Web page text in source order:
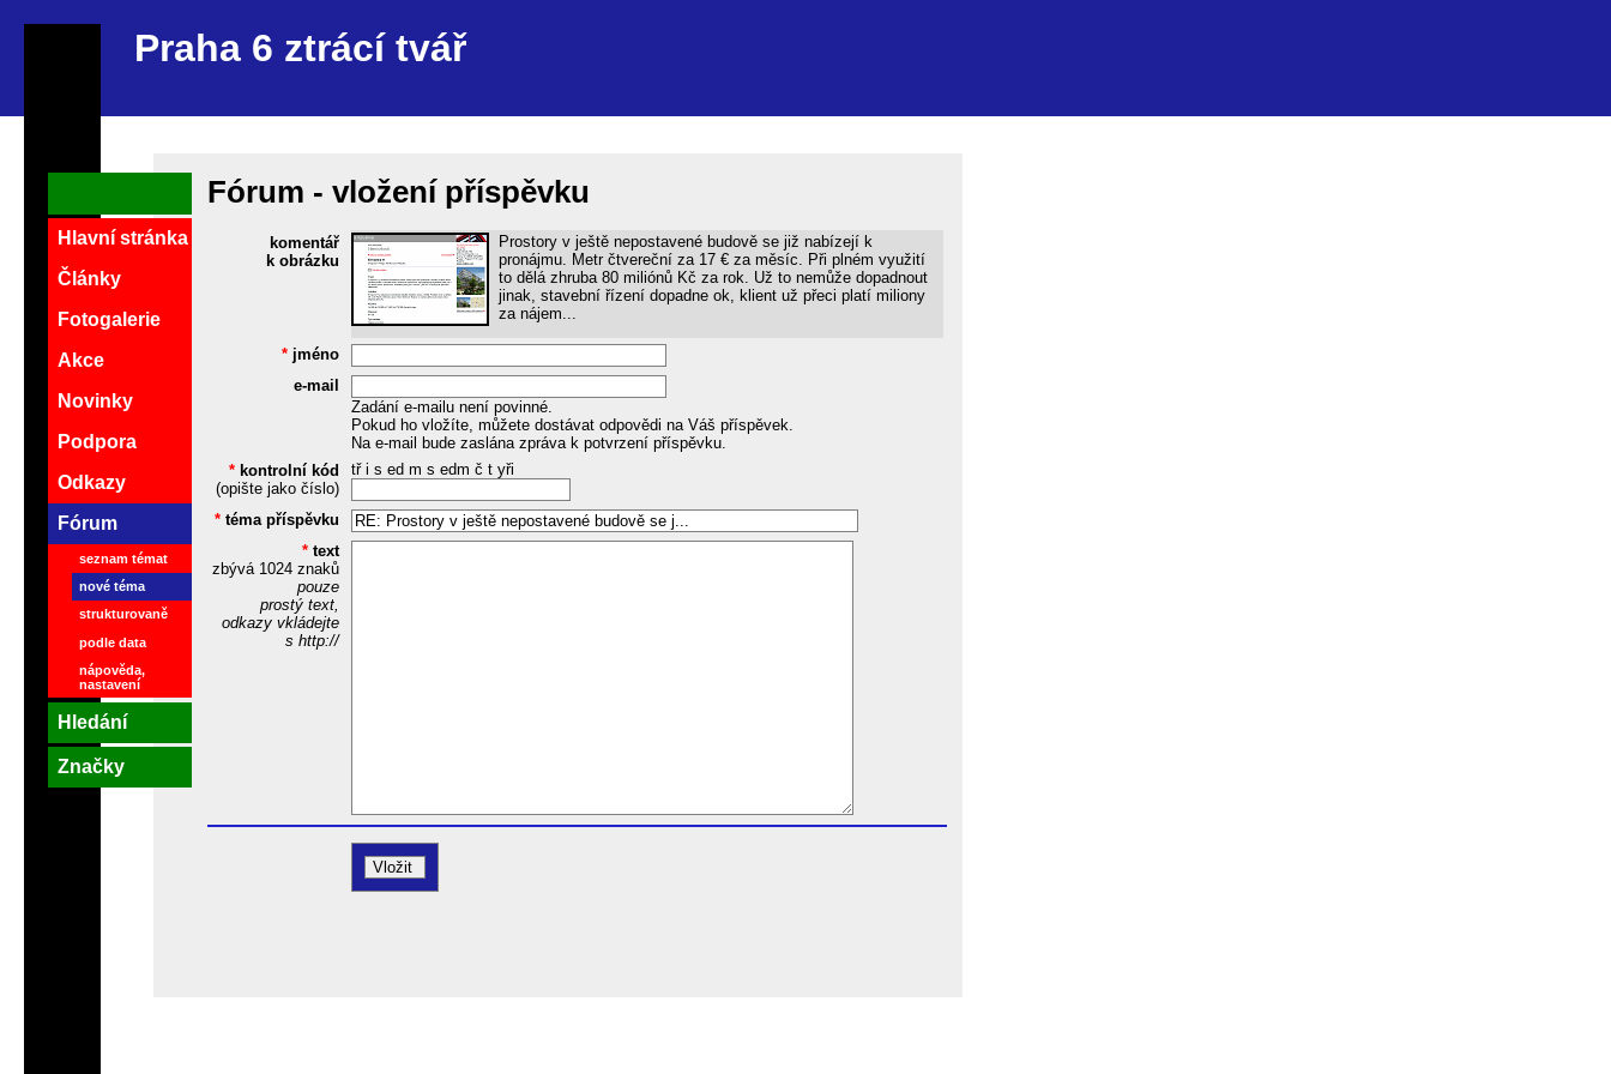
Praha 6 ztrácí tvář
Fórum - vložení příspěvku
komentář
k obrázku
Prostory v ještě nepostavené budově se již nabízejí k
pronájmu. Metr čtvereční za 17 € za měsíc. Při plném využití
to dělá zhruba 80 miliónů Kč za rok. Už to nemůže dopadnout
jinak, stavební řízení dopadne ok, klient už přeci platí miliony
za nájem...
* jméno
e-mail
Zadání e-mailu není povinné.
Pokud ho vložíte, můžete dostávat odpovědi na Váš příspěvek.
Na e-mail bude zaslána zpráva k potvrzení příspěvku.
* kontrolní kód
(opište jako číslo)
tř i s ed m s edm č t yři
* téma příspěvku
* text
zbývá 1024znaků
pouze
prostý text,
odkazy vkládejte
s http://
Hlavní stránka
Články
Fotogalerie
Akce
Novinky
Podpora
Odkazy
Fórum
seznam témat
nové téma
strukturovaně
podle data
nápověda,
nastavení
Hledání
Značky